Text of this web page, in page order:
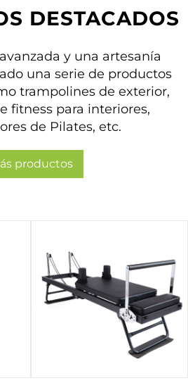
DESTACADOS
y una artesanía
una serie de productos
trampolines de exterior,
fitness para interiores,
de Pilates, etc.
productos